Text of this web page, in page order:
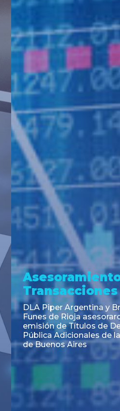
Noticia
CNV: Criterio
colocaciones primarias